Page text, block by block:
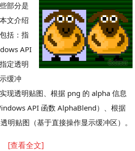
部分是
文介绍
括：指
API
定透明
缓冲
现透明贴图、根据 png 的 alpha 信息
API 函数 AlphaBlend）、根据
明贴图（基于直接操作显示缓冲区）。
[查看全文]